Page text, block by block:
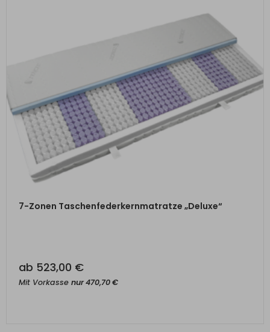
7-Zonen Taschenfederkernmatratze „Deluxe“
ab 523,00 €
Mit Vorkasse nur470,70€